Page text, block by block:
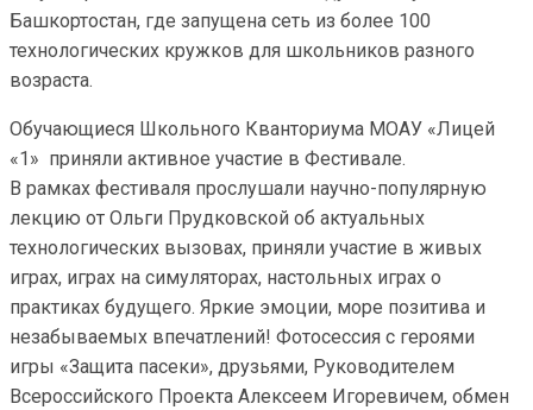
Башкортостан, где запущена сеть из более 100
технологических кружков для школьников разного
возраста.
Обучающиеся Школьного Кванториума МОАУ «Лицей
«1» приняли активное участие в Фестивале.
В рамках фестиваля прослушали научно-популярную
лекцию от Ольги Прудковской об актуальных
технологических вызовах, приняли участие в живых
играх, играх на симуляторах, настольных играх о
практиках будущего. Яркие эмоции, море позитива и
незабываемых впечатлений! Фотосессия с героями
игры «Защита пасеки», друзьями, Руководителем
Всероссийского Проекта Алексеем Игоревичем, обмен